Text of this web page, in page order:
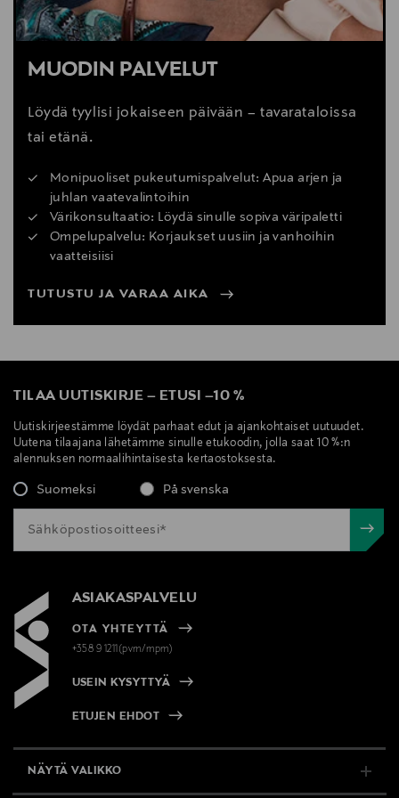
MUODIN PALVELUT
Löydä tyylisi jokaiseen päivään – tavarataloissa
tai etänä.
Monipuoliset pukeutumispalvelut: Apua arjen ja
juhlan vaatevalintoihin
Värikonsultaatio: Löydä sinulle sopiva väripaletti
Ompelupalvelu: Korjaukset uusiin ja vanhoihin
vaatteisiisi
TUTUSTU JA VARAA AIKA
TILAA UUTISKIRJE – ETUSI –10 %
Uutiskirjeestämme löydät parhaat edut ja ajankohtaiset uutuudet.
Uutena tilaajana lähetämme sinulle etukoodin, jolla saat 10 %:n
alennuksen normaalihintaisesta kertaostoksesta.
Suomeksi På svenska
ASIAKASPALVELU
OTA YHTEYTTÄ
+358 9 1211(pvm/mpm)
USEIN KYSYTTYÄ
ETUJEN EHDOT
NÄYTÄ VALIKKO